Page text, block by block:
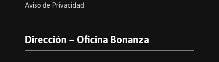
Aviso de Privacidad
Dirección – Oficina Bonanza